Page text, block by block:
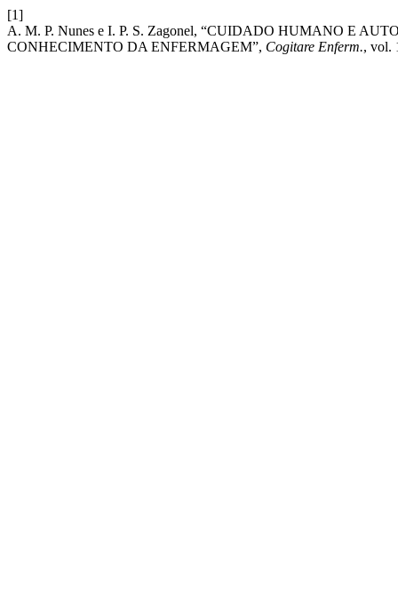
[1]
A. M. P. Nunes e I. P. S. Zagonel, “CUIDADO HUMANO E
CONHECIMENTO DA ENFERMAGEM”, Cogitare Enferm., vol.